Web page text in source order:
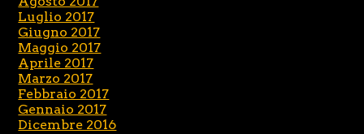
Luglio 2017
Giugno 2017
Maggio 2017
Aprile 2017
Marzo 2017
Febbraio 2017
Gennaio 2017
Dicembre 2016